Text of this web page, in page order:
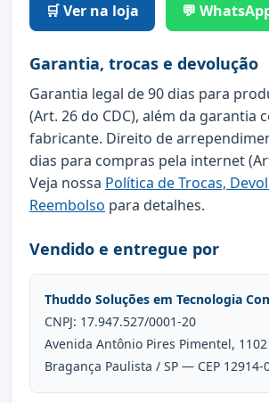
🛒 Ver na loja 💬
Garantia, trocas e devolução
Garantia legal de 90 dias para
(Art. 26 do CDC), além da garantia
fabricante. Direito de
dias para compras pela internet
Veja nossa Política de Trocas,
Reembolso para detalhes.
Vendido e entregue por
Thuddo Soluções em Tecnologia
CNPJ: 17.947.527/0001-20
Avenida Antônio Pires Pimentel,
Bragança Paulista / SP — CEP 12914-